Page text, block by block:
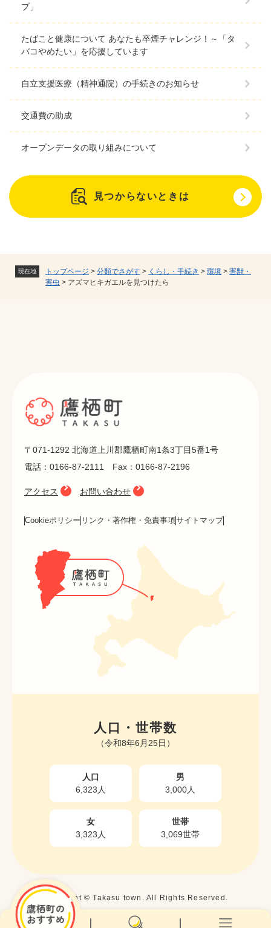
現在地 トップページ > 分類でさがす > くらし・手続き > 環境 > 害獣・
害虫 > アズマヒキガエルを見つけたら
プ」
たばこと健康について あなたも卒煙チャレンジ！～「タ
バコやめたい」を応援しています
自立支援医療（精神通院）の手続きのお知らせ
交通費の助成
オープンデータの取り組みについて
見つからないときは
〒071-1292 北海道上川郡鷹栖町南1条3丁目5番1号
電話：0166-87-2111 Fax：0166-87-2196
アクセス お問い合わせ
Cookieポリシー リンク・著作権・免責事項サイトマップ
人口・世帯数
（令和8年6月25日）
人口
6,323人
男
3,000人
女
3,323人
世帯
3,069世帯
Copyright © Takasu town. All Rights Reserved.